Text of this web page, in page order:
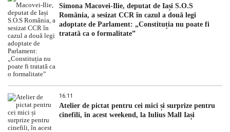
Simona Macovei-Ilie, deputat de Iași S.O.S
România, a sesizat CCR în cazul a două legi
adoptate de Parlament: „Constituția nu poate fi
tratată ca o formalitate”
16:11
Atelier de pictat pentru cei mici și surprize pentru
cinefili, în acest weekend, la Iulius Mall Iași